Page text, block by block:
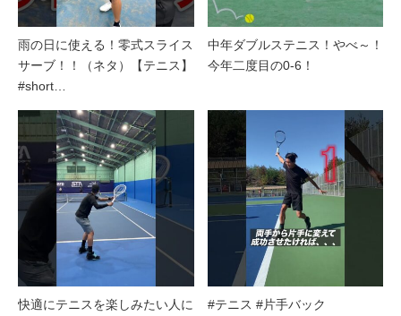
雨の日に使える！零式スライス
サーブ！！（ネタ）【テニス】
#short…
中年ダブルステニス！やべ～！
今年二度目の0-6！
快適にテニスを楽しみたい人に
#テニス #片手バック